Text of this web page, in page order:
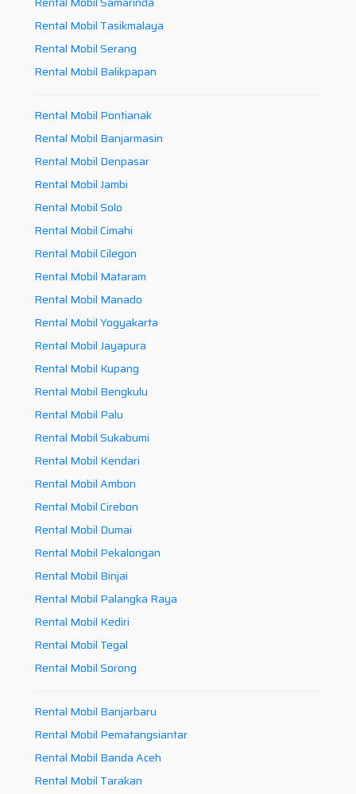
Rental Mobil Tasikmalaya
Rental Mobil Serang
Rental Mobil Balikpapan
Rental Mobil Pontianak
Rental Mobil Banjarmasin
Rental Mobil Denpasar
Rental Mobil Jambi
Rental Mobil Solo
Rental Mobil Cimahi
Rental Mobil Cilegon
Rental Mobil Mataram
Rental Mobil Manado
Rental Mobil Yogyakarta
Rental Mobil Jayapura
Rental Mobil Kupang
Rental Mobil Bengkulu
Rental Mobil Palu
Rental Mobil Sukabumi
Rental Mobil Kendari
Rental Mobil Ambon
Rental Mobil Cirebon
Rental Mobil Dumai
Rental Mobil Pekalongan
Rental Mobil Binjai
Rental Mobil Palangka Raya
Rental Mobil Kediri
Rental Mobil Tegal
Rental Mobil Sorong
Rental Mobil Banjarbaru
Rental Mobil Pematangsiantar
Rental Mobil Banda Aceh
Rental Mobil Tarakan